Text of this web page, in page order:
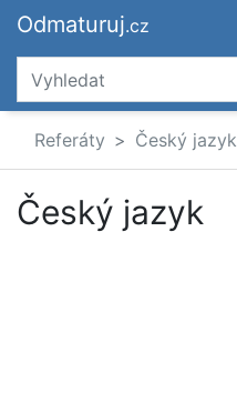
Odmaturuj.cz
Referáty Český jazyk
Český jazyk